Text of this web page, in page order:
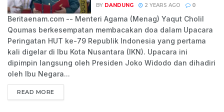
BY DANDUNG 2 YEARS AGO 0
Beritaenam.com -- Menteri Agama (Menag) Yaqut Cholil
Qoumas berkesempatan membacakan doa dalam Upacara
Peringatan HUT ke-79 Republik Indonesia yang pertama
kali digelar di Ibu Kota Nusantara (IKN). Upacara ini
dipimpin langsung oleh Presiden Joko Widodo dan dihadiri
oleh Ibu Negara...
READ MORE